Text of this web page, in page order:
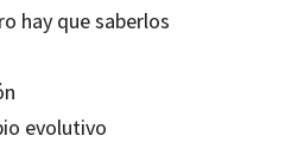
hay que saberlos
evolutivo